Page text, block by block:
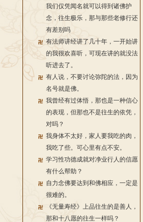
我们仅凭闻名就可以得到诸佛护
念，往生极乐，那与那些老修行还
有差别吗
有法师讲经讲了几十年，一开始讲
的我很欢喜听，可现在讲的就没法
听进去了。
有人说，不要讨论弥陀的法，因为
名号就是佛。
我曾经有过体悟，那也是一种信心
的表现，但那也不是往生的依凭，
对吗？
我身体不太好，家人要我吃的肉，
我吃了些。可心里有点不安。
学习性功德成就对净业行人的信愿
有什么帮助？
自力念佛要达到和佛相应，一定是
很难的。
《无量寿经》上品往生的是善人，
那和十八愿的往生一样吗？